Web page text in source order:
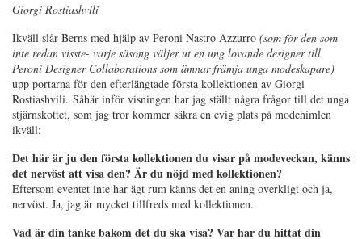
Giorgi Rostiashvili
Ikväll slår Berns med hjälp av Peroni Nastro Azzurro (som för den som
inte redan visste- varje säsong väljer ut en ung lovande designer till
Peroni Designer Collaborations som ämnar främja unga modeskapare)
upp portarna för den efterlängtade första kollektionen av Giorgi
Rostiashvili. Såhär inför visningen har jag ställt några frågor till det unga
stjärnskottet, som jag tror kommer säkra en evig plats på modehimlen
ikväll:
Det här är ju den första kollektionen du visar på modeveckan, känns
det nervöst att visa den? Är du nöjd med kollektionen?
Eftersom eventet inte har ägt rum känns det en aning overkligt och ja,
nervöst. Ja, jag är mycket tillfreds med kollektionen.
Vad är din tanke bakom det du ska visa? Var har du hittat din